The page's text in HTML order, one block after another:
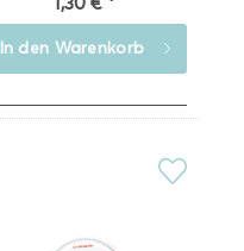
In den Warenkorb